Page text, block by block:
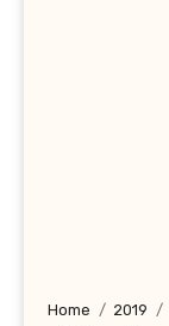
Home 2019